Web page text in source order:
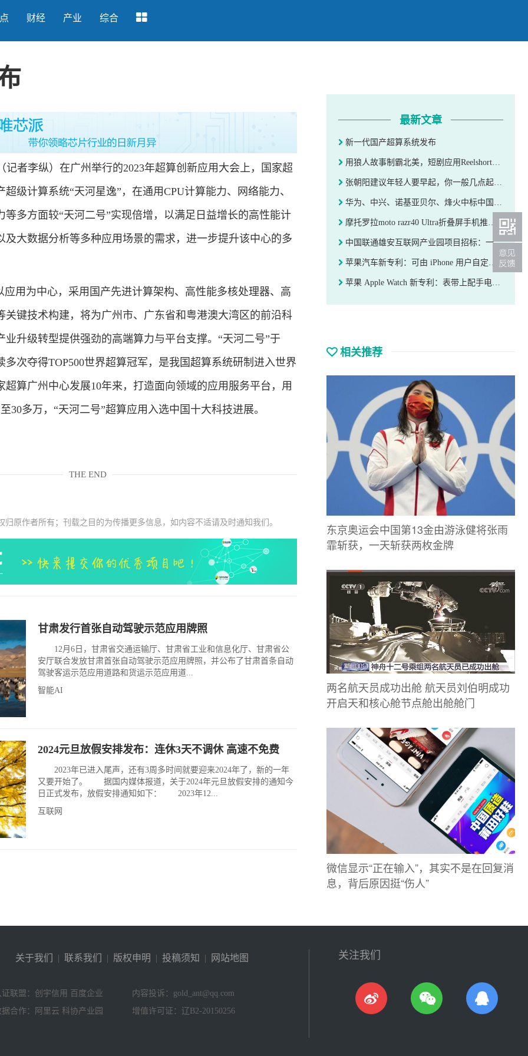
财经 产业 综合
李纵）在广州举行的2023年超算创新应用大会上，国家超
级计算系统“天河星逸”，在通用CPU计算能力、网络能力、
等多方面较“天河二号”实现倍增，以满足日益增长的高性能计
及大数据分析等多种应用场景的需求，进一步提升该中心的多
为中心，采用国产先进计算架构、高性能多核处理器、高
关键技术构建，将为广州市、广东省和粤港澳大湾区的前沿科
业升级转型提供强劲的高端算力与平台支撑。“天河二号”于
多次夺得TOP500世界超算冠军，是我国超算系统研制进入世界
超算广州中心发展10年来，打造面向领域的应用服务平台，用
30多万，“天河二号”超算应用入选中国十大科技进展。
THE END
归原作者所有；刊载之目的为传播更多信息，如内容不适请及时通知我们。
甘肃发行首张自动驾驶示范应用牌照
12月6日，甘肃省交通运输厅、甘肃省工业和信息化厅、甘肃省公
安厅联合发放甘肃首张自动驾驶示范应用牌照，并公布了甘肃首条自动
驾驶客运示范应用道路和货运示范应用道...
智能AI
2024元旦放假安排发布：连休3天不调休 高速不免费
2023年已进入尾声，还有3周多时间就要迎来2024年了，新的一年
又要开始了。 据国内媒体报道，关于2024年元旦放假安排的通知今
日正式发布，放假安排通知如下： 2023年12...
互联网
最新文章
新一代国产超算系统发布
用狼人故事制霸北美，短剧应用Reelshort和它背后的中国赢家｜产品观察
张朝阳建议年轻人要早起，你一般几点起床？
华为、中兴、诺基亚贝尔、烽火中标中国移动PON设备集采
摩托罗拉moto razr40 Ultra折叠屏手机推出PANTONE限定粉色：明年1月上市
中国联通雄安互联网产业园项目招标：一期总投资9.78亿元
苹果汽车新专利：可由 iPhone 用户自定义数字车牌
苹果 Apple Watch 新专利：表带上配手电筒模块
相关推荐
东京奥运会中国第13金由游泳健将张雨
霏斩获，一天斩获两枚金牌
两名航天员成功出舱 航天员刘伯明成功
开启天和核心舱节点舱出舱舱门
微信显示“正在输入”，其实不是在回复消
息，背后原因挺“伤人”
关于我们 | 联系我们 | 版权申明 | 投稿须知 | 网站地图
证联盟：创宇信用 百度企业
内容投诉：gold_ant@qq.com
据合作：阿里云 科协产业园
增值许可证：辽B2-20150256
关注我们